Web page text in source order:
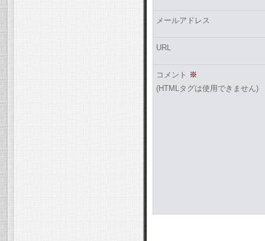
メールアドレス
URL
コメント ※
(HTMLタグは使用できません)